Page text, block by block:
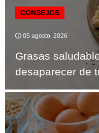
CONSEJOS
05 agosto, 2026
Grasas
desaparecer de